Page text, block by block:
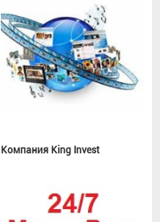
Компания King Invest